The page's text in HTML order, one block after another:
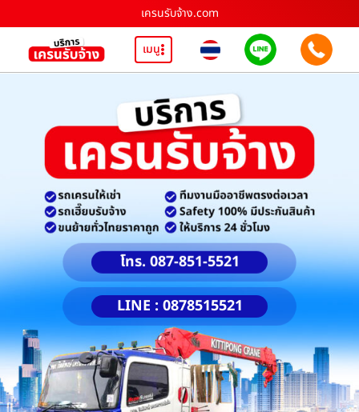
เครนรับจ้าง.com
เมนู
โทร. 087-851-5521
LINE : 0878515521